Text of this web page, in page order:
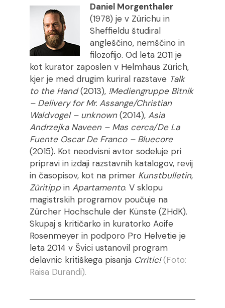
Daniel Morgenthaler
(1978) je v Zürichu in
Sheffieldu študiral
angleščino, nemščino in
filozofijo. Od leta 2011 je
kot kurator zaposlen v Helmhaus Zürich,
kjer je med drugim kuriral razstave Talk
to the Hand(2013), !Mediengruppe Bitnik
– Delivery for Mr. Assange/Christian
Waldvogel – unknown(2014), Asia
Andrzejka Naveen – Mas cerca/De La
Fuente Oscar De Franco – Bluecore
(2015). Kot neodvisni avtor sodeluje pri
pripravi in izdaji razstavnih katalogov, revij
in časopisov, kot na primer Kunstbulletin,
Züritippin Apartamento. V sklopu
magistrskih programov poučuje na
Zürcher Hochschule der Künste (ZHdK).
Skupaj s kritičarko in kuratorko Aoife
Rosenmeyer in podporo Pro Helvetie je
leta 2014 v Švici ustanovil program
delavnic kritiškega pisanja Crritic! (Foto:
Raisa Durandi).